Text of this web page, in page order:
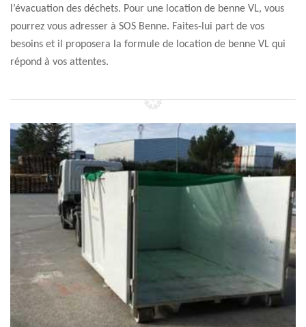
l’évacuation des déchets. Pour une location de benne VL, vous
pourrez vous adresser à SOS Benne. Faites-lui part de vos
besoins et il proposera la formule de location de benne VL qui
répond à vos attentes.